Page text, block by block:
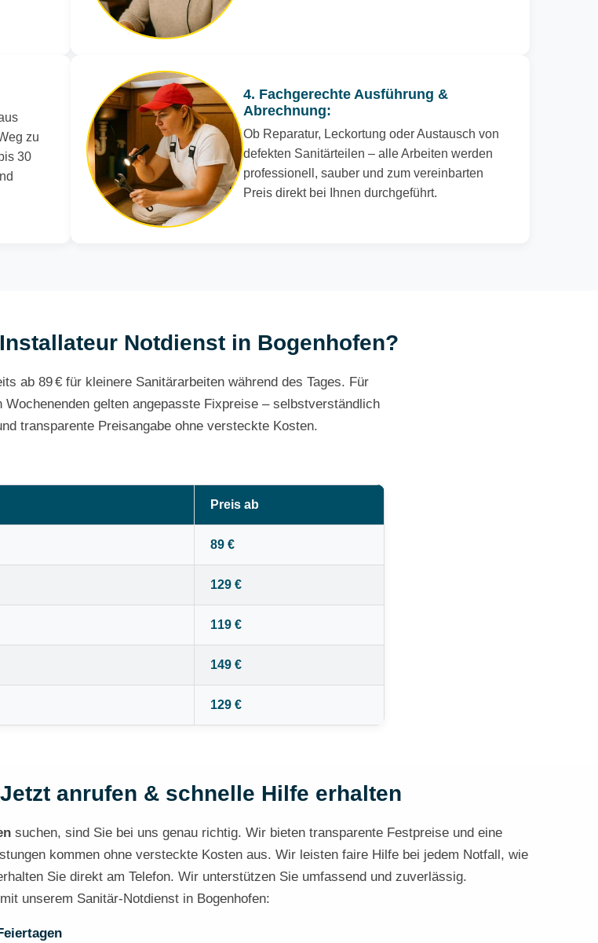
zu
30
4. Fachgerechte Ausführung &
Abrechnung:
Ob Reparatur, Leckortung oder Austausch von
defekten Sanitärteilen – alle Arbeiten werden
professionell, sauber und zum vereinbarten
Preis direkt bei Ihnen durchgeführt.
Notdienst in Bogenhofen?
ab 89 € für kleinere Sanitärarbeiten während des Tages. Für
gelten angepasste Fixpreise – selbstverständlich
transparente Preisangabe ohne versteckte Kosten.
Preis ab
89 €
129 €
119 €
149 €
129 €
anrufen & schnelle Hilfe erhalten
suchen, sind Sie bei uns genau richtig. Wir bieten transparente Festpreise und eine
kommen ohne versteckte Kosten aus. Wir leisten faire Hilfe bei jedem Notfall, wie
Sie direkt am Telefon. Wir unterstützen Sie umfassend und zuverlässig.
unserem Sanitär-Notdienst in Bogenhofen: